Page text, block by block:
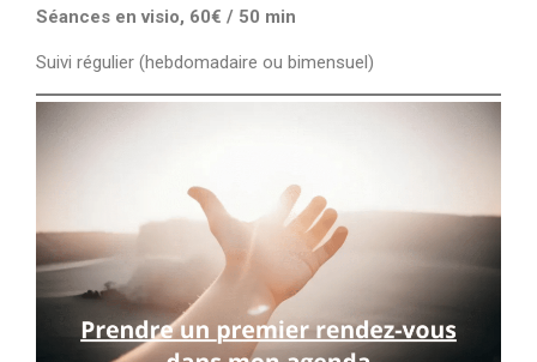
Séances en visio, 60€ / 50 min
Suivi régulier (hebdomadaire ou bimensuel)